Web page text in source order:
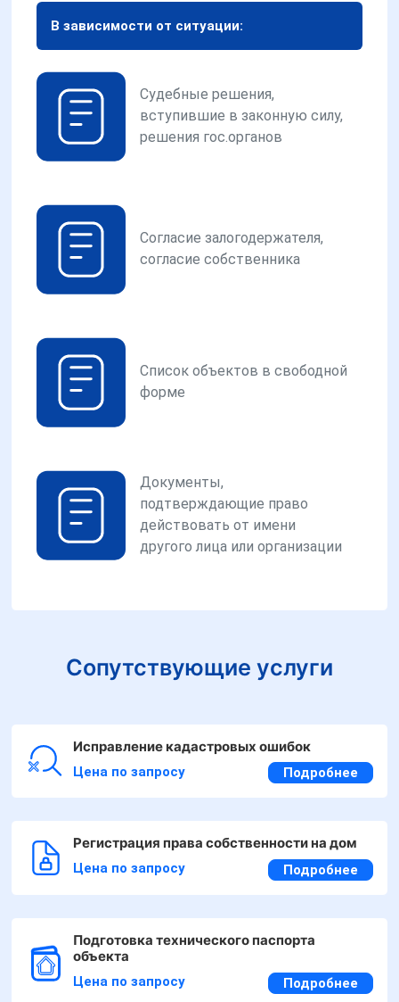
В зависимости от ситуации:
Судебные решения,
вступившие в законную силу,
решения гос.органов
Согласие залогодержателя,
согласие собственника
Список объектов в свободной
форме
Документы,
подтверждающие право
действовать от имени
другого лица или организации
Сопутствующие услуги
Исправление кадастровых ошибок
Цена по запросу Подробнее
Регистрация права собственности на дом
Цена по запросу Подробнее
Подготовка технического паспорта
объекта
Цена по запросу Подробнее